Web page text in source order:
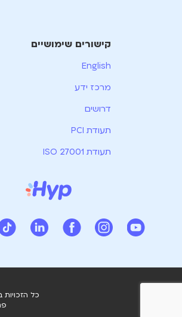
קישורים שימושיים
English
מרכז ידע
דרושים
תעודת PCI
תעודת ISO 27001
כל